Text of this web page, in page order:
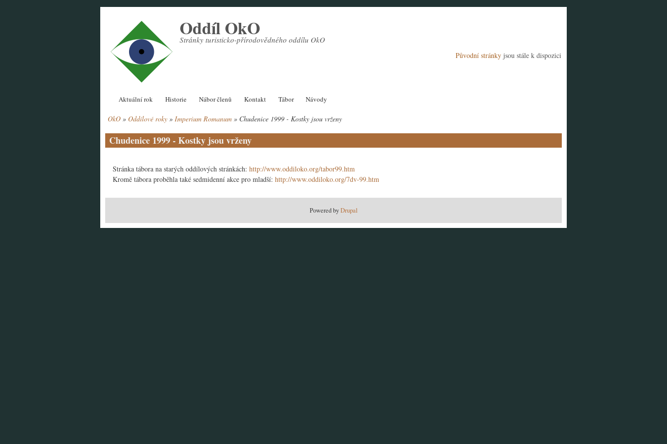
Oddíl OkO
Stránky turisticko-přírodovědného oddílu OkO
Původní stránky jsou stále k dispozici
Hlavní
Aktuální rok Historie Nábor členů Kontakt Tábor Návody
navigace
OkO Oddílové roky Imperium Romanum Chudenice 1999 - Kostky jsou vrženy
Chudenice 1999 - Kostky jsou vrženy
Stránka tábora na starých oddílových stránkách: http://www.oddiloko.org/tabor99.htm
Kromě tábora proběhla také sedmidenní akce pro mladší: http://www.oddiloko.org/7dv-99.htm
Powered byDrupal